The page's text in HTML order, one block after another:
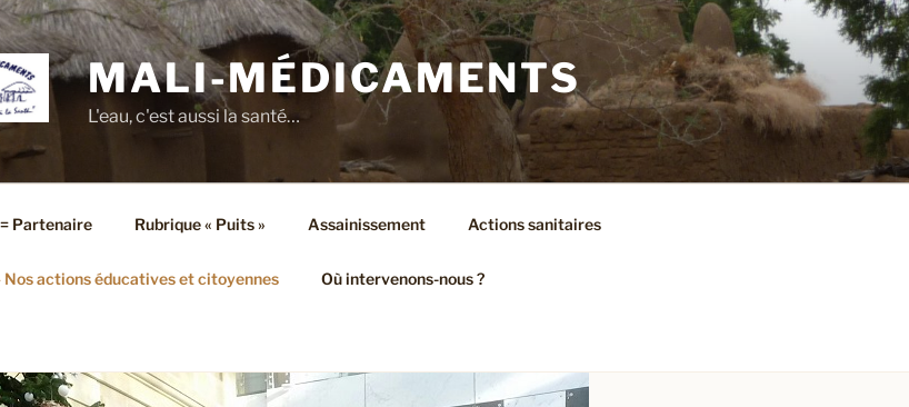
MALI-MÉDICAMENTS
L'eau, c'est aussi la santé…
Partenaire Rubrique « Puits » Assainissement Actions sanitaires
actions éducatives et citoyennes Où intervenons-nous ?